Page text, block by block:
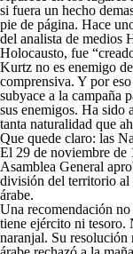
si fuera un hecho
pie de página. Hace
del analista de medios
Holocausto, fue
Kurtz no es enemigo
comprensiva. Y por
subyace a la campaña
sus enemigos. Ha sido
tanta naturalidad que
Que quede claro: las
El 29 de noviembre de
Asamblea General
división del territorio al
árabe.
Una recomendación
tiene ejército ni tesoro.
naranjal. Su resolución